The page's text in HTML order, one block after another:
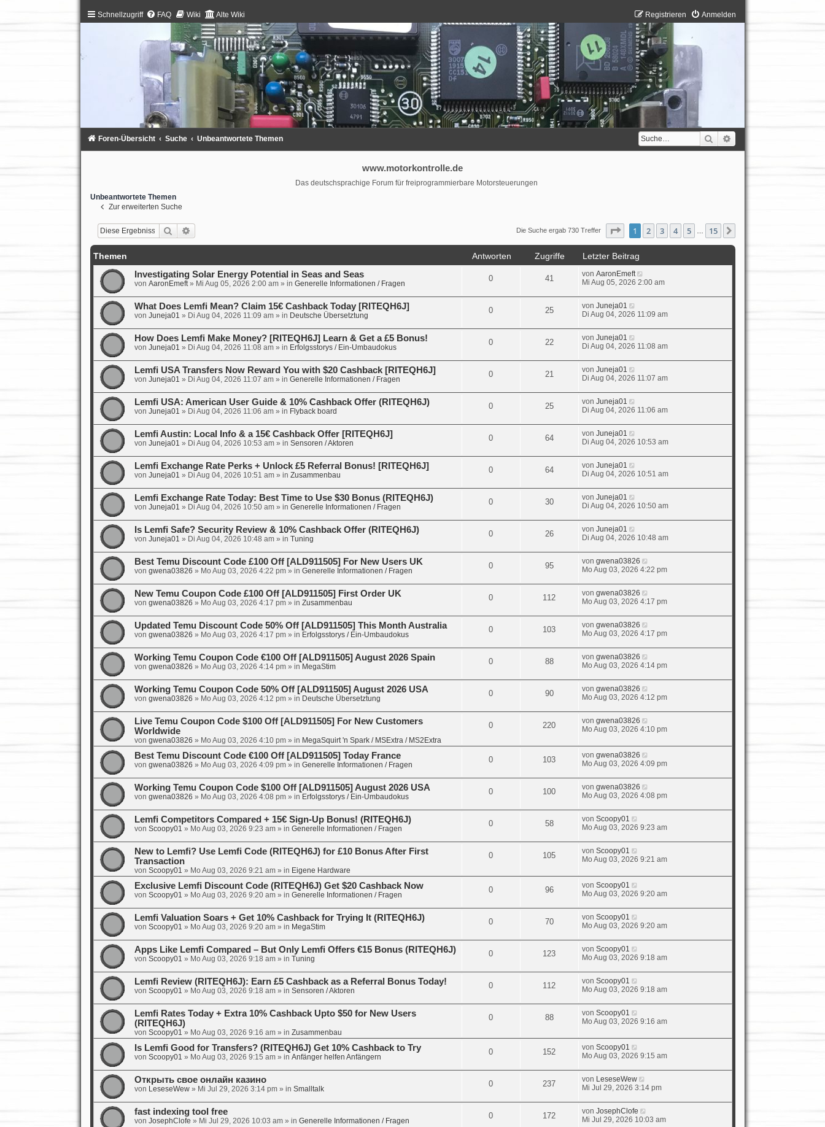
Schnellzugriff FAQ Wiki Alte Wiki Anmelden
Registrieren
Suche
Foren-Übersicht Suche Unbeantwortete Themen
www.motorkontrolle.de
Das deutschsprachige Forum für freiprogrammierbare Motorsteuerungen
Unbeantwortete Themen
Zur erweiterten Suche
Suche Die Suche ergab 730 Treffer Seite von15
1 2 3 4 5 15
Themen Antworten Zugriffe
Letzter Beitrag
Investigating Solar Energy Potential in Seas and Seas
von AaronEmeft» Mi Aug 05, 2026 2:00 am» in Generelle Informationen / Fragen
0 41 von AaronEmeft
Mi Aug 05, 2026 2:00 am
What Does Lemfi Mean? Claim 15€ Cashback Today [RITEQH6J]
von Juneja01 » Di Aug 04, 2026 11:09 am» in Deutsche Übersetztung
0 25 von Juneja01
Di Aug 04, 2026 11:09 am
How Does Lemfi Make Money? [RITEQH6J] Learn & Get a £5 Bonus!
von Juneja01 » Di Aug 04, 2026 11:08 am» in Erfolgsstorys / Ein-Umbaudokus
0 22 von Juneja01
Di Aug 04, 2026 11:08 am
Lemfi USA Transfers Now Reward You with $20 Cashback [RITEQH6J]
von Juneja01 » Di Aug 04, 2026 11:07 am» in Generelle Informationen / Fragen
0 21 von Juneja01
Di Aug 04, 2026 11:07 am
Lemfi USA: American User Guide & 10% Cashback Offer (RITEQH6J)
von Juneja01 » Di Aug 04, 2026 11:06 am» in Flyback board
0 25 von Juneja01
Di Aug 04, 2026 11:06 am
Lemfi Austin: Local Info & a 15€ Cashback Offer [RITEQH6J]
von Juneja01 » Di Aug 04, 2026 10:53 am» in Sensoren / Aktoren
0 64 von Juneja01
Di Aug 04, 2026 10:53 am
Lemfi Exchange Rate Perks + Unlock £5 Referral Bonus! [RITEQH6J]
von Juneja01 » Di Aug 04, 2026 10:51 am» in Zusammenbau
0 64 von Juneja01
Di Aug 04, 2026 10:51 am
Lemfi Exchange Rate Today: Best Time to Use $30 Bonus (RITEQH6J)
von Juneja01 » Di Aug 04, 2026 10:50 am» in Generelle Informationen / Fragen
0 30 von Juneja01
Di Aug 04, 2026 10:50 am
Is Lemfi Safe? Security Review & 10% Cashback Offer (RITEQH6J)
von Juneja01 » Di Aug 04, 2026 10:48 am» in Tuning
0 26 von Juneja01
Di Aug 04, 2026 10:48 am
Best Temu Discount Code £100 Off [ALD911505] For New Users UK
von gwena03826 » Mo Aug 03, 2026 4:22 pm» in Generelle Informationen / Fragen
0 95 von gwena03826
Mo Aug 03, 2026 4:22 pm
New Temu Coupon Code £100 Off [ALD911505] First Order UK
von gwena03826 » Mo Aug 03, 2026 4:17 pm» in Zusammenbau
0 112 von gwena03826
Mo Aug 03, 2026 4:17 pm
Updated Temu Discount Code 50% Off [ALD911505] This Month Australia
von gwena03826 » Mo Aug 03, 2026 4:17 pm» in Erfolgsstorys / Ein-Umbaudokus
0 103 von gwena03826
Mo Aug 03, 2026 4:17 pm
Working Temu Coupon Code €100 Off [ALD911505] August 2026 Spain
von gwena03826 » Mo Aug 03, 2026 4:14 pm» in MegaStim
0 88 von gwena03826
Mo Aug 03, 2026 4:14 pm
Working Temu Coupon Code 50% Off [ALD911505] August 2026 USA
von gwena03826 » Mo Aug 03, 2026 4:12 pm» in Deutsche Übersetztung
0 90 von gwena03826
Mo Aug 03, 2026 4:12 pm
Live Temu Coupon Code $100 Off [ALD911505] For New Customers
Worldwide
von gwena03826 » Mo Aug 03, 2026 4:10 pm» in MegaSquirt 'n Spark / MSExtra / MS2Extra
0 220 von gwena03826
Mo Aug 03, 2026 4:10 pm
Best Temu Discount Code €100 Off [ALD911505] Today France
von gwena03826 » Mo Aug 03, 2026 4:09 pm» in Generelle Informationen / Fragen
0 103 von gwena03826
Mo Aug 03, 2026 4:09 pm
Working Temu Coupon Code $100 Off [ALD911505] August 2026 USA
von gwena03826 » Mo Aug 03, 2026 4:08 pm» in Erfolgsstorys / Ein-Umbaudokus
0 100 von gwena03826
Mo Aug 03, 2026 4:08 pm
Lemfi Competitors Compared + 15€ Sign-Up Bonus! (RITEQH6J)
von Scoopy01 » Mo Aug 03, 2026 9:23 am» in Generelle Informationen / Fragen
0 58 von Scoopy01
Mo Aug 03, 2026 9:23 am
New to Lemfi? Use Lemfi Code (RITEQH6J) for £10 Bonus After First
Transaction
von Scoopy01 » Mo Aug 03, 2026 9:21 am» in Eigene Hardware
0 105 von Scoopy01
Mo Aug 03, 2026 9:21 am
Exclusive Lemfi Discount Code (RITEQH6J) Get $20 Cashback Now
von Scoopy01 » Mo Aug 03, 2026 9:20 am» in Generelle Informationen / Fragen
0 96 von Scoopy01
Mo Aug 03, 2026 9:20 am
Lemfi Valuation Soars + Get 10% Cashback for Trying It (RITEQH6J)
von Scoopy01 » Mo Aug 03, 2026 9:20 am» in MegaStim
0 70 von Scoopy01
Mo Aug 03, 2026 9:20 am
Apps Like Lemfi Compared – But Only Lemfi Offers €15 Bonus (RITEQH6J)
von Scoopy01 » Mo Aug 03, 2026 9:18 am» in Tuning
0 123 von Scoopy01
Mo Aug 03, 2026 9:18 am
Lemfi Review (RITEQH6J): Earn £5 Cashback as a Referral Bonus Today!
von Scoopy01 » Mo Aug 03, 2026 9:18 am» in Sensoren / Aktoren
0 112 von Scoopy01
Mo Aug 03, 2026 9:18 am
Lemfi Rates Today + Extra 10% Cashback Upto $50 for New Users
(RITEQH6J)
von Scoopy01 » Mo Aug 03, 2026 9:16 am» in Zusammenbau
0 88 von Scoopy01
Mo Aug 03, 2026 9:16 am
Is Lemfi Good for Transfers? (RITEQH6J) Get 10% Cashback to Try
von Scoopy01 » Mo Aug 03, 2026 9:15 am» in Anfänger helfen Anfängern
0 152 von Scoopy01
Mo Aug 03, 2026 9:15 am
Открыть свое онлайн казино
von LeseseWew» Mi Jul 29, 2026 3:14 pm» in Smalltalk
0 237 von LeseseWew
Mi Jul 29, 2026 3:14 pm
fast indexing tool free
von JosephClofe » Mi Jul 29, 2026 10:03 am» in Generelle Informationen / Fragen
0 172 von JosephClofe
Mi Jul 29, 2026 10:03 am